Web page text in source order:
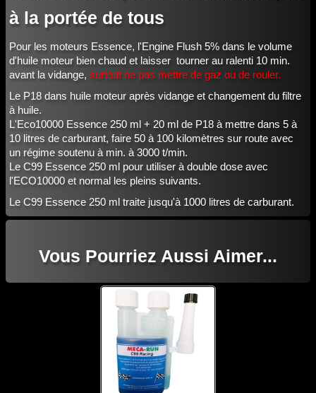
à la portée de tous
Pour les moteurs Essence, l'Engine Flush 5% dans le volume
d'huile moteur bien chaud et laisser tourner au ralenti 10 min.
avant la vidange, surtout ne pas mettre de gaz ou de rouler.
Le P18 dans huile moteur après vidange et changement du filtre
à huile.
L'Eco10000 Essence 250 ml + 20 ml de P18 à mettre dans 5 à
10 litres de carburant, faire 50 à 100 kilomètres sur route avec
un régime soutenu à min. à 3000 t/min.
Le C99 Essence 250 ml pour utiliser à double dose avec
l'ECO10000 et normal les pleins suivants.
Le C99 Essence 250 ml traite jusqu'à 1000 litres de carburant.
Vous Pourriez Aussi Aimer...